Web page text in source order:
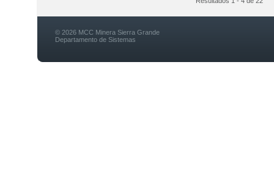
© 2026 MCC Minera Sierra Grande
Departamento de Sistemas